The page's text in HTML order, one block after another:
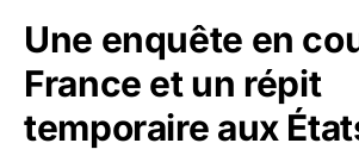
Une enquête en
France et un répit
temporaire aux